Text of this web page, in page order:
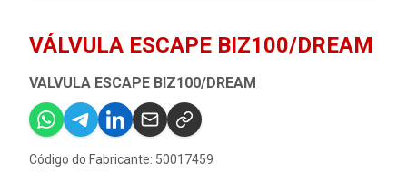
VÁLVULA ESCAPE BIZ100/DREAM
VALVULA ESCAPE BIZ100/DREAM
Código do Fabricante: 50017459